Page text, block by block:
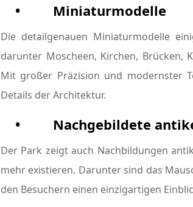
• Miniaturmodelle
Die detailgenauen Miniaturmodelle
darunter Moscheen, Kirchen, Brücken,
Mit großer Präzision und modernster
Details der Architektur.
• Nachgebildete
Der Park zeigt auch Nachbildungen
mehr existieren. Darunter sind das
den Besuchern einen einzigartigen